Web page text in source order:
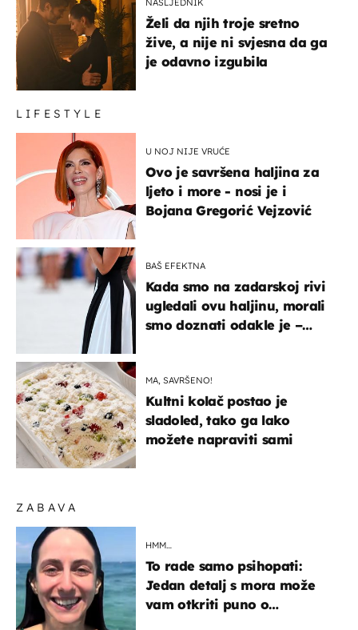
ZABAVA
HMM…
To rade samo psihopati:
Jedan detalj s mora može
vam otkriti puno o
NASLJEDNIK
Želi da njih troje sretno
žive, a nije ni svjesna da ga
je odavno izgubila
LIFESTYLE
U NOJ NIJE VRUĆE
Ovo je savršena haljina za
ljeto i more - nosi je i
Bojana Gregorić Vejzović
BAŠ EFEKTNA
Kada smo na zadarskoj rivi
ugledali ovu haljinu, morali
smo doznati odakle je –
MA, SAVRŠENO!
Kultni kolač postao je
sladoled, tako ga lako
možete napraviti sami